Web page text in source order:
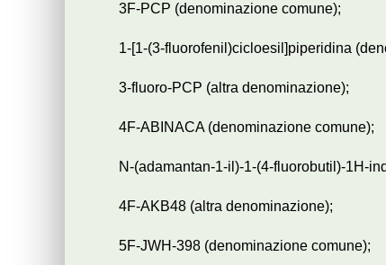
3F-PCP (denominazione comune);
1-[1-(3-fluorofenil)cicloesil]piperidina
3-fluoro-PCP (altra denominazione);
4F-ABINACA (denominazione comune);
N-(adamantan-1-il)-1-(4-fluorobutil)-1H-
4F-AKB48 (altra denominazione);
5F-JWH-398 (denominazione comune);